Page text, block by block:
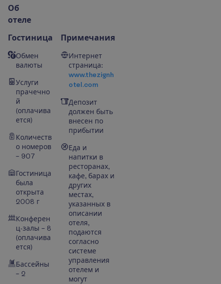
Об
отеле
Гостиница
Обмен
валюты
Услуги
прачечно
й
(оплачива
ется)
Количеств
о номеров
– 907
Гостиница
была
открыта
2008 г
Конферен
ц-залы – 8
(оплачива
ется)
Бассейны
– 2
Примечания
Интернет
страница:
www.thezignh
otel.com
Депозит
должен быть
внесен по
прибытии
Еда и
напитки в
ресторанах,
кафе, барах и
других
местах,
указанных в
описании
отеля,
подаются
согласно
системе
управления
отелем и
могут